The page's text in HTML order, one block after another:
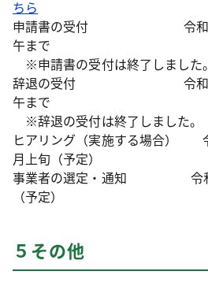
ちら
申請書の受付 令和８年
午まで
※申請書の受付は終了しまし
辞退の受付 令和８年
午まで
※辞退の受付は終了しました。
ヒアリング（実施する場合）
月上旬（予定）
事業者の選定・通知 令和
（予定）
５その他